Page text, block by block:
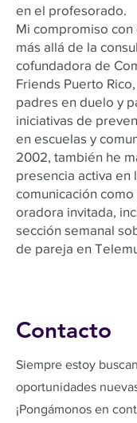
en el profesorado.
Mi compromiso con
más allá de la
cofundadora de
Friends Puerto
padres en duelo y
iniciativas de
en escuelas y
2002, también he
presencia activa en
comunicación
oradora invitada,
sección semanal
de pareja en
Contacto
Siempre estoy
oportunidades
¡Pongámonos en